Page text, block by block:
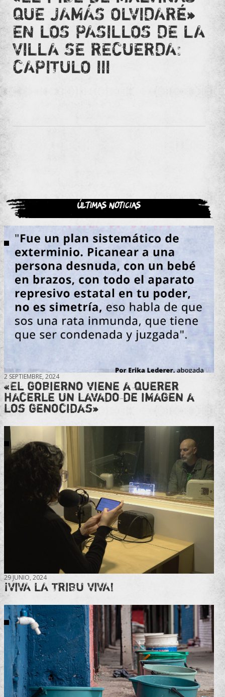
QUE JAMÁS OLVIDARÉ»
EN LOS PASILLOS DE LA
VILLA SE RECUERDA:
CAPITULO III
Últimas noticias
2 SEPTIEMBRE, 2024
«El gobierno viene a querer
hacerle un lavado de imagen a
los genocidas»
29 JUNIO, 2024
¡VIVA LA TRIBU VIVA!